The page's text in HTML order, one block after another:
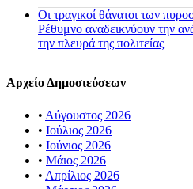
Οι τραγικοί θάνατοι των
Ρέθυμνο αναδεικνύουν την
την πλευρά της πολιτείας
Αρχείο Δημοσιεύσεων
• Αύγουστος 2026
• Ιούλιος 2026
• Ιούνιος 2026
• Μάιος 2026
• Απρίλιος 2026